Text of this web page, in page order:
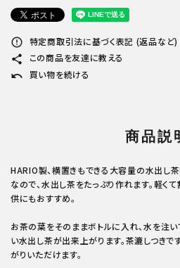
error_outline 特定商取引法に基づく表記 (返品など)
share この商品を友達に教える
undo 買い物を続ける
商品説
HARIO製、横置きもできる大容量の水出し
なので、水出し茶をたっぷり作れます。軽く
供にもおすすめ。
お茶の葉をそのままボトルに入れ、水を注
い水出し茶が出来上がります。茶漉しつきで
がりいただけます。